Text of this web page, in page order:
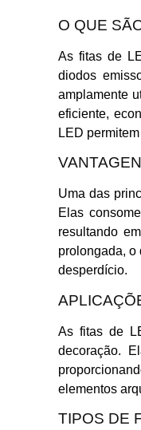
O QUE
As fitas de
diodos
amplamente
eficiente,
LED
Uma das
Elas
resultando
prolongada, o
desperdício.
As fitas de
decoração.
elementos
TIPOS DE